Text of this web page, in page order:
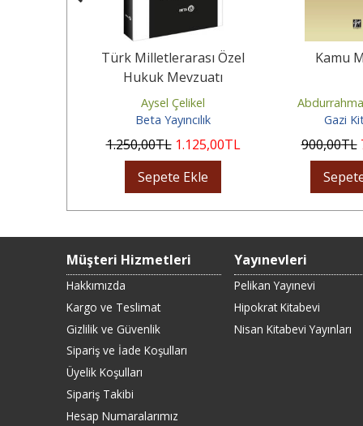
Türk Milletlerarası Özel
Hukuk Mevzuatı
Aysel Çelikel
Beta Yayıncılık
1.250,00TL 1.125,00TL
Sepete Ekle
Kamu
Gazi
900,00TL
Müşteri Hizmetleri
Hakkımızda
Kargo ve Teslimat
Gizlilik ve Güvenlik
Sipariş ve İade Koşulları
Üyelik Koşulları
Sipariş Takibi
Hesap Numaralarımız
Yayınevleri
Pelikan Yayınevi
Hipokrat Kitabevi
Nisan Kitabevi Yayınları